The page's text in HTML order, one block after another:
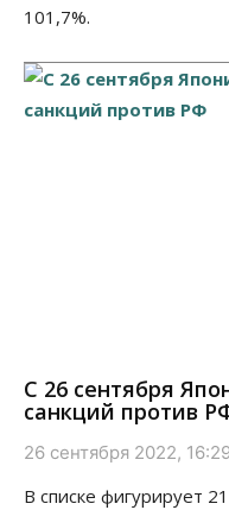
101,7%.
С 26 сентября
санкций против
26 сентября 2022,
В списке фигурирует